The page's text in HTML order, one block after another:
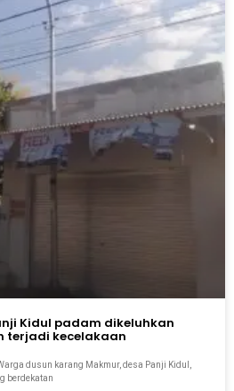
Kidul padam dikeluhkan
terjadi kecelakaan
dusun karang Makmur, desa Panji Kidul,
berdekatan